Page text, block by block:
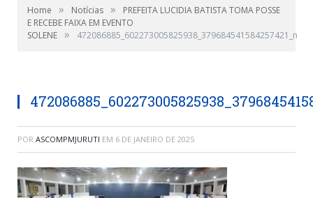
Home » Notícias »
PREFEITA LUCIDIA BATISTA TOMA POSSE
E RECEBE FAIXA EM EVENTO
SOLENE » 472086885_602273005825938_379684541584257421_n
POR ASCOMPMJURUTI EM 6 DE JANEIRO DE 2025